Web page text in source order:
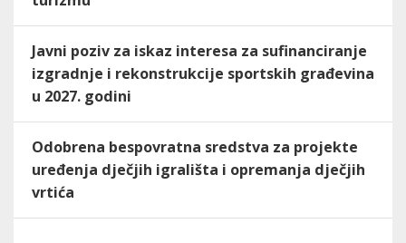
Javni poziv za iskaz interesa za sufinanciranje
izgradnje i rekonstrukcije sportskih građevina
u 2027. godini
Odobrena bespovratna sredstva za projekte
uređenja dječjih igrališta i opremanja dječjih
vrtića